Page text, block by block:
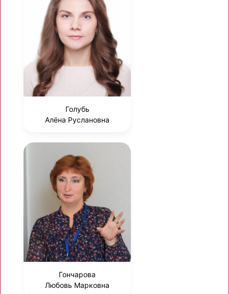
Голубь
Алёна Руслановна
Гончарова
Любовь Марковна